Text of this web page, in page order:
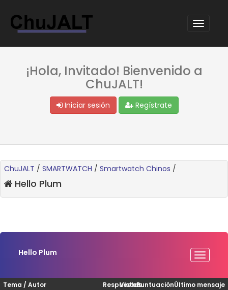
¡Hola, Invitado! Bienvenido a
ChuJALT!
Iniciar sesión Regístrate
ChuJALT / SMARTWATCH / Smartwatch Chinos /
Hello Plum
Hello Plum
Tema / Autor Respuestas
VistasPuntuaciónÚltimo mensaje